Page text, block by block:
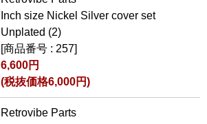
Inch size Nickel Silver cover set
Unplated (2)
[商品番号 : 257]
6,600円
(税抜価格6,000円)
Retrovibe Parts